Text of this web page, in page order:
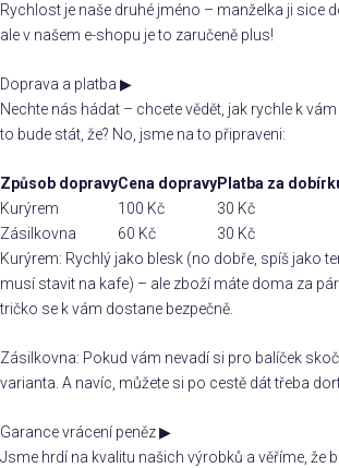
Rychlost je naše druhé jméno – manželka ji sice
ale v našem e-shopu je to zaručeně plus!
Doprava a platba ▶
Nechte nás hádat – chcete vědět, jak rychle k
to bude stát, že? No, jsme na to připraveni:
Způsob dopravyCena dopravyPlatba za
Kurýrem
100 Kč 30 Kč
Zásilkovna
60 Kč 30 Kč
Kurýrem: Rychlý jako blesk (no dobře, spíš jako
musí stavit na kafe) – ale zboží máte doma za
tričko se k vám dostane bezpečně.
Zásilkovna: Pokud vám nevadí si pro balíček
varianta. A navíc, můžete si po cestě dát třeba
Garance vrácení peněz▶
Jsme hrdí na kvalitu našich výrobků a věříme, že